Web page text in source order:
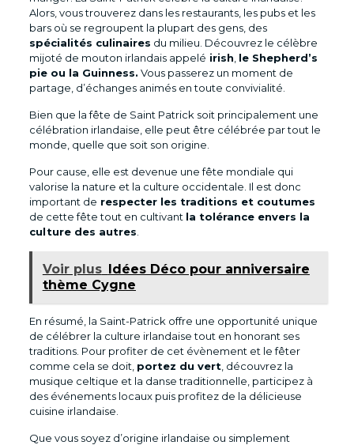
Alors, vous trouverez dans les restaurants, les pubs et les
bars où se regroupent la plupart des gens, des
spécialités culinaires du milieu. Découvrez le célèbre
mijoté de mouton irlandais appelé irish le Shepherd’s
pie ou la Guinness. Vous passerez un moment de
partage, d’échanges animés en toute convivialité.
Bien que la fête de Saint Patrick soit principalement une
célébration irlandaise, elle peut être célébrée par tout le
monde, quelle que soit son origine.
Pour cause, elle est devenue une fête mondiale qui
valorise la nature et la culture occidentale. Il est donc
important de respecter les traditions et coutumes
de cette fête tout en cultivant la tolérance envers la
culture des autres
Voir plus Idées Déco pour anniversaire
thème Cygne
En résumé, la Saint-Patrick offre une opportunité unique
de célébrer la culture irlandaise tout en honorant ses
traditions. Pour profiter de cet évènement et le fêter
comme cela se doit, portez du vert, découvrez la
musique celtique et la danse traditionnelle, participez à
des événements locaux puis profitez de la délicieuse
cuisine irlandaise.
Que vous soyez d’origine irlandaise ou simplement